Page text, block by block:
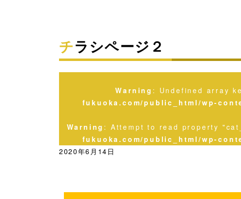
チラシページ２
Warning : Undefined array
fukuoka.com/public_html/wp-
Warning : Attempt to read property
fukuoka.com/public_html/wp-
2020年6月14日